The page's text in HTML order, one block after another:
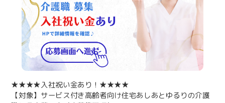
★★★★入社祝い金あり！★★★★
【対象】サービス付き高齢者向け住宅あしあとゆるりの介護